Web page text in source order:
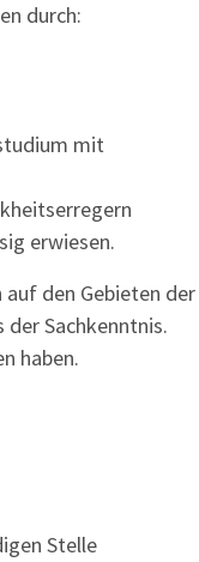
durch:
mit
erwiesen.
den Gebieten der
Sachkenntnis.
haben.
Stelle